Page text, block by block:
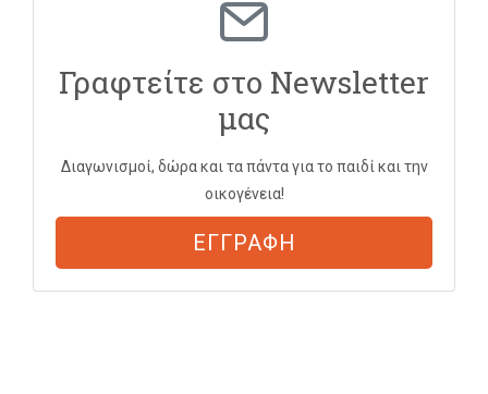
Γραφτείτε στο Newsletter
μας
Διαγωνισμοί, δώρα και τα πάντα για το παιδί και την
οικογένεια!
ΕΓΓΡΑΦΗ